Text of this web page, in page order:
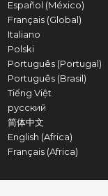
Español (México)
Français (Global)
Italiano
Polski
Português (Portugal)
Português (Brasil)
Tiếng Việt
русский
简体中文
English (Africa)
Français (Africa)